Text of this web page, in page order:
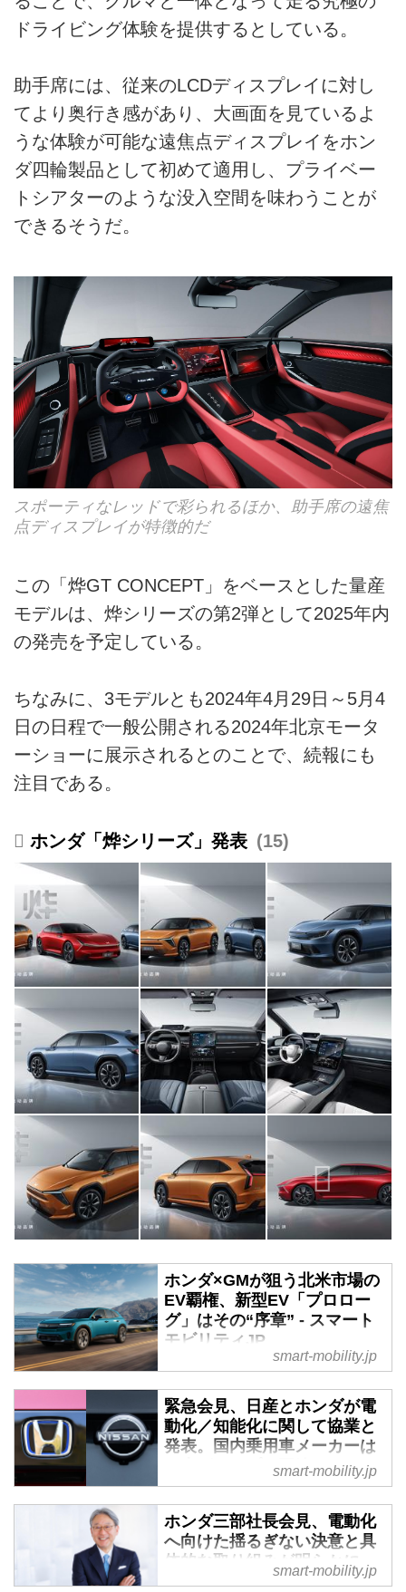
ドライビング体験を提供するとしている。
助手席には、従来のLCDディスプレイに対し
てより奥行き感があり、大画面を見ているよ
うな体験が可能な遠焦点ディスプレイをホン
ダ四輪製品として初めて適用し、プライベー
トシアターのような没入空間を味わうことが
できるそうだ。
スポーティなレッドで彩られるほか、助手席の遠焦
点ディスプレイが特徴的だ
この「烨GT CONCEPT」をベースとした量産
モデルは、烨シリーズの第2弾として2025年内
の発売を予定している。
ちなみに、3モデルとも2024年4月29日～5月4
日の日程で一般公開される2024年北京モータ
ーショーに展示されるとのことで、続報にも
注目である。
ホンダ「烨シリーズ」発表 15
ホンダ×GMが狙う北米市場の
EV覇権、新型EV「プロロー
グ」はその“序章” - スマート
モビリティJP
2023年9月28日（現地時間）、ホ
ンダは北米市場向けでは初の量産
EVとなる「PROLOGUE（プロロ
ーグ）」を正式発表した。2024
年初頭から北米及びカナダで発売
する。GM（ゼネラルモーター
GMが行う。両社の密接な関係
は、今後の北米市場におけるEV
覇権の争奪戦にも大きな影響を及
smart-mobility.jp
緊急会見、日産とホンダが電
動化／知能化に関して協業と
発表。国内乗用車メーカーは
二大グループに再編か!? - ス
マートモビリティJP
2024年3月15日15時30分、日産自
動車とホンダの共同記者会見が急
遽、開催された。そこで、かねて
からうわさになっていた「クルマ
smart-mobility.jp
ホンダ三部社長会見、電動化
へ向けた揺るぎない決意と具
体的な取り組みが明らかに -
スマートモビリティJP
smart-mobility.jp